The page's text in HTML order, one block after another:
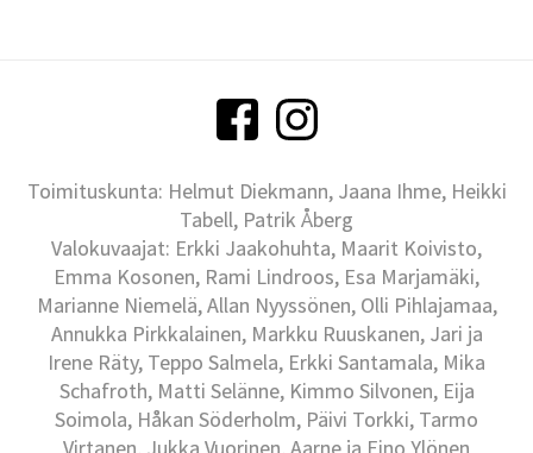
Toimituskunta: Helmut Diekmann, Jaana Ihme, Heikki
Tabell, Patrik Åberg
Valokuvaajat: Erkki Jaakohuhta, Maarit Koivisto,
Emma Kosonen, Rami Lindroos, Esa Marjamäki,
Marianne Niemelä, Allan Nyyssönen, Olli Pihlajamaa,
Annukka Pirkkalainen, Markku Ruuskanen, Jari ja
Irene Räty, Teppo Salmela, Erkki Santamala, Mika
Schafroth, Matti Selänne, Kimmo Silvonen, Eija
Soimola, Håkan Söderholm, Päivi Torkki, Tarmo